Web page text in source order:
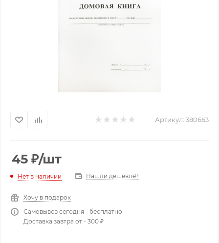
Артикул: 380663
45 ₽/шт
Нет в наличии Нашли дешевле?
Хочу в подарок
Самовывоз сегодня - бесплатно
Доставка завтра от - 300 ₽